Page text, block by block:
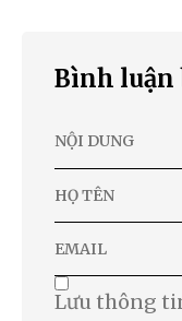
Bình luận
Lưu thông